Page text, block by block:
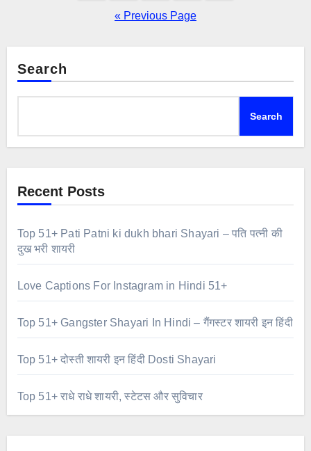
pagination« Previous Page
Search
Search
Recent Posts
Top 51+ Pati Patni ki dukh bhari Shayari – पति पत्नी की
दुख भरी शायरी
Love Captions For Instagram in Hindi 51+
Top 51+ Gangster Shayari In Hindi – गैंगस्टर शायरी इन हिंदी
Top 51+ दोस्ती शायरी इन हिंदी Dosti Shayari
Top 51+ राधे राधे शायरी, स्टेटस और सुविचार